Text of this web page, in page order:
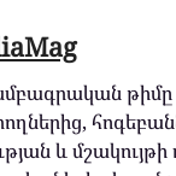
և մշակույթի